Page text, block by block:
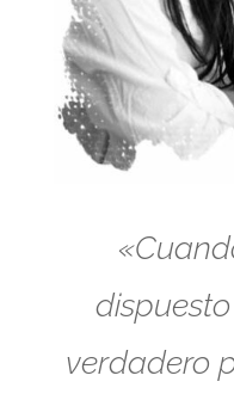
verdadero